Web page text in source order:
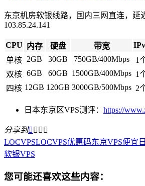
东京机房软银线路，国内三网直连，延
103.85.24.141
CPU 内存 硬盘 带宽
单核 2GB 30GB 750GB/400Mbps 1
双核 6GB 60GB 1500GB/400Mbps 1
四核 12GB 120GB 3000GB/500Mbps 2
日本东京区VPS测评： https://
分享到   
LOCVPSLOCVPS优惠码东京VPS便宜
软银VPS
您可能还喜欢这些内容：